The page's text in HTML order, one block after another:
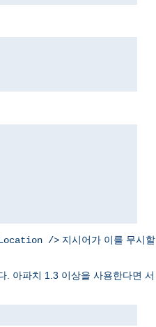
/> 지시어가 이를 무시할
. 아파치 1.3 이상을 사용한다면 서